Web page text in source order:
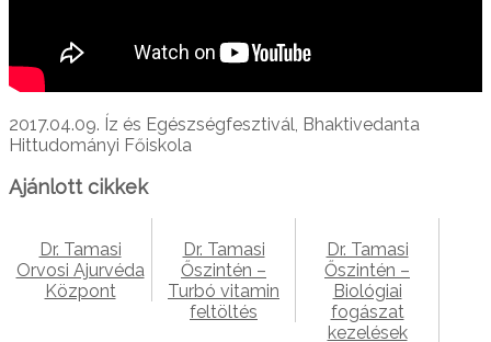
2017.04.09. Íz és Egészségfesztivál, Bhaktivedanta
Hittudományi Főiskola
Ajánlott cikkek
Dr. Tamasi
Orvosi Ajurvéda
Központ
Dr. Tamasi
Őszintén –
Turbó vitamin
feltöltés
Dr. Tamasi
Őszintén –
Biológiai
fogászat
kezelések